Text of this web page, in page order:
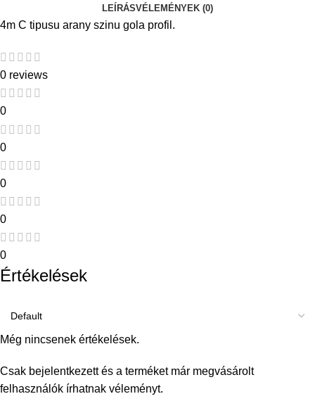
LEÍRÁSVÉLEMÉNYEK (0)
4m C tipusu arany szinu gola profil.
0 reviews
0
0
0
0
0
Értékelések
Még nincsenek értékelések.
Csak bejelentkezett és a terméket már megvásárolt
felhasználók írhatnak véleményt.